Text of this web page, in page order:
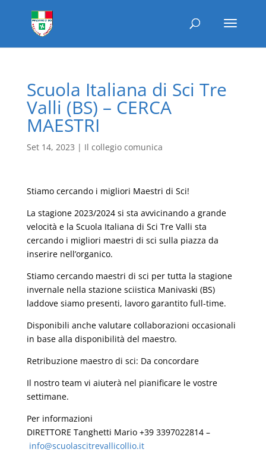
Scuola Italiana di Sci Tre
Valli (BS) – CERCA
MAESTRI
Set 14, 2023 | Il collegio comunica
Stiamo cercando i migliori Maestri di Sci!
La stagione 2023/2024 si sta avvicinando a grande
velocità e la Scuola Italiana di Sci Tre Valli sta
cercando i migliori maestri di sci sulla piazza da
inserire nell’organico.
Stiamo cercando maestri di sci per tutta la stagione
invernale nella stazione sciistica Manivaski (BS)
laddove siamo presenti, lavoro garantito full-time.
Disponibili anche valutare collaborazioni occasionali
in base alla disponibilità del maestro.
Retribuzione maestro di sci: Da concordare
Il nostro team vi aiuterà nel pianificare le vostre
settimane.
Per informazioni
DIRETTORE Tanghetti Mario +39 3397022814 –
info@scuolascitrevallicollio.it